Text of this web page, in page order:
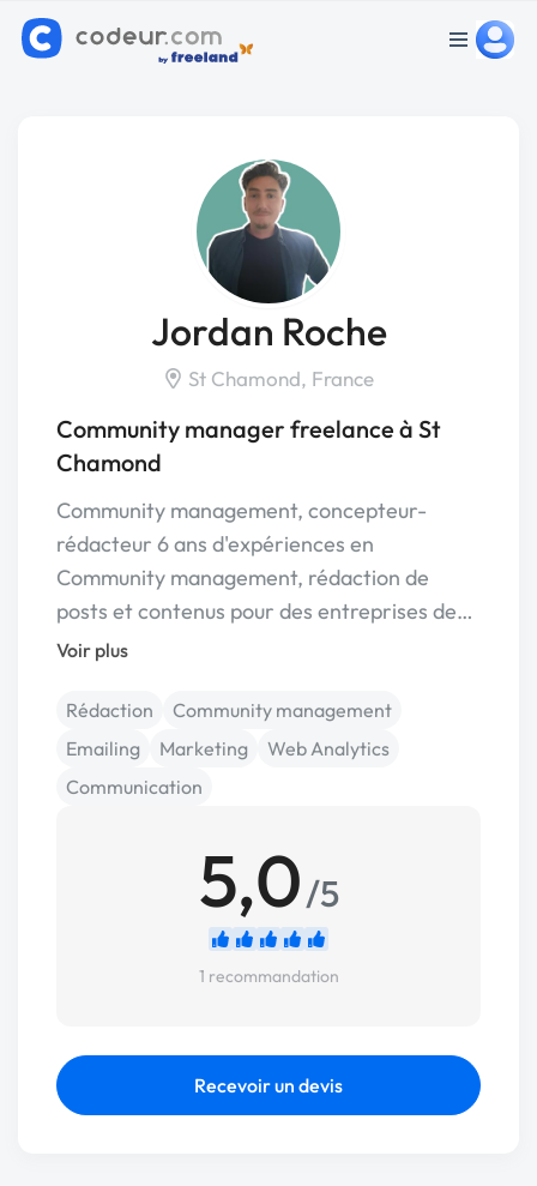
Jordan Roche
St Chamond, France
Community manager freelance à St
Chamond
Community management, concepteur-
rédacteur 6 ans d'expériences en
Community management, rédaction de
posts et contenus pour des entreprises de…
Voir plus
Rédaction
Community management
Emailing
Marketing
Web Analytics
Communication
5,0/5
1 recommandation
Recevoir un devis